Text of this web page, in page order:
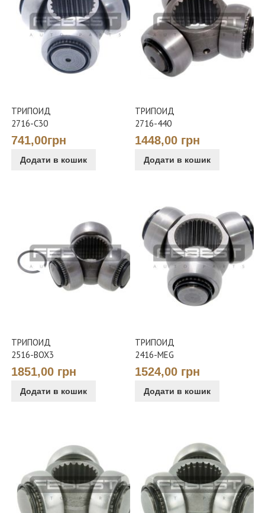
ТРИПОИД
2716-C30
741,00грн
Додати в кошик
ТРИПОИД
2716-440
1448,00 грн
Додати в кошик
ТРИПОИД
2516-BOX3
1851,00 грн
Додати в кошик
ТРИПОИД
2416-MEG
1524,00 грн
Додати в кошик